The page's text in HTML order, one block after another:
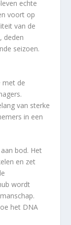
echte
voort op
van de
deden
seizoen.
met de
van sterke
in een
bod. Het
en zet
wordt
het DNA